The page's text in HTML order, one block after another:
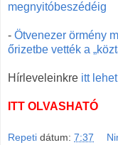
megnyitóbeszédéig
- Ötvenezer örmény
őrizetbe vették a
Hírleveleinkre itt lehet
ITT OLVASHATÓ
Repeti dátum: 7:37